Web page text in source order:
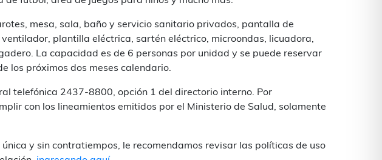
mesa, sala, baño y servicio sanitario privados, pantalla de
plantilla eléctrica, sartén eléctrico, microondas, licuadora,
La capacidad es de 6 personas por unidad y se puede reservar
los próximos dos meses calendario.
telefónica 2437-8800, opción 1 del directorio interno. Por
con los lineamientos emitidos por el Ministerio de Salud, solamente
y sin contratiempos, le recomendamos revisar las políticas de uso